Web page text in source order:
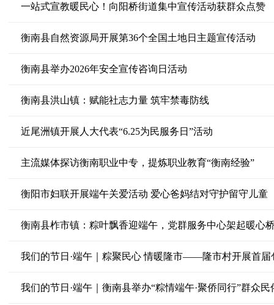
一站式宣教暖民心！向阳桥街道集中宣传活动获群众点赞
衡南县自然资源局开展第36个全国土地日主题宣传活动
衡南县举办2026年安全宣传咨询日活动
衡南县洪山镇：赋能社志力量 筑牢禁毒防线
近尾洲镇开展人大代表“6.25为民服务日”活动
主流媒体探访衡南职业中专，提炼职业教育“衡南经验”
衡阳市妇联开展端午关爱活动 爱心爸妈结对守护留守儿童
衡南县柞市镇：粽叶飘香迎端午，党群服务中心架起暖心
我们的节日·端午｜粽聚民心 情暖隆市——隆市村开展首届
我们的节日·端午｜衡南县举办“粽情端午·聚侨同行”群众民